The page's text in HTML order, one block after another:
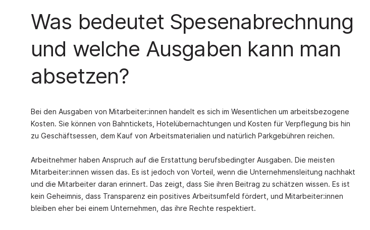
Was bedeutet Spesenabrechnung
und welche Ausgaben kann man
absetzen?
Bei den Ausgaben von Mitarbeiter:innen handelt es sich im Wesentlichen um arbeitsbezogene
Kosten. Sie können von Bahntickets, Hotelübernachtungen und Kosten für Verpflegung bis hin
zu Geschäftsessen, dem Kauf von Arbeitsmaterialien und natürlich Parkgebühren reichen.
Arbeitnehmer haben Anspruch auf die Erstattung berufsbedingter Ausgaben. Die meisten
Mitarbeiter:innen wissen das. Es ist jedoch von Vorteil, wenn die Unternehmensleitung nachhakt
und die Mitarbeiter daran erinnert. Das zeigt, dass Sie ihren Beitrag zu schätzen wissen. Es ist
kein Geheimnis, dass Transparenz ein positives Arbeitsumfeld fördert, und Mitarbeiter:innen
bleiben eher bei einem Unternehmen, das ihre Rechte respektiert.